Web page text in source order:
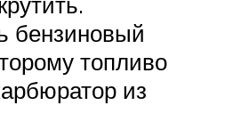
бензиновый
топливо
из